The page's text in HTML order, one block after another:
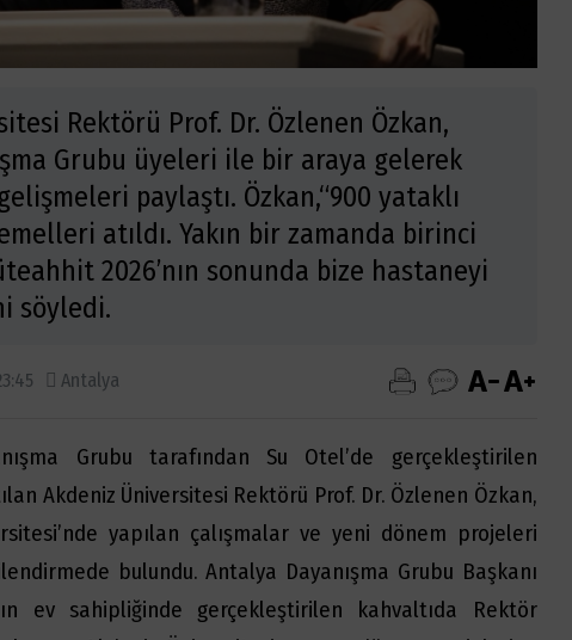
Rektörü Prof. Dr. Özlenen Özkan,
Grubu üyeleri ile bir araya gelerek
paylaştı. Özkan,“900 yataklı
atıldı. Yakın bir zamanda birinci
2026’nın sonunda bize hastaneyi
söyledi.
Antalya
Grubu tarafından Su Otel’de gerçekleştirilen
Akdeniz Üniversitesi Rektörü Prof. Dr. Özlenen Özkan,
yapılan çalışmalar ve yeni dönem projeleri
bulundu. Antalya Dayanışma Grubu Başkanı
ev sahipliğinde gerçekleştirilen kahvaltıda Rektör